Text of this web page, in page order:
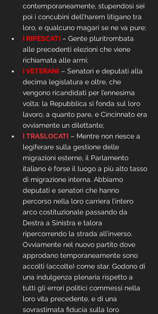
contemporaneamente, stupendosi sei
poi i concubini dell’harem litigano tra
loro, e qualcuno magari se ne va pure;
I RIPESCATI – Gente pluritrombata
alle precedenti elezioni che viene
richiamata alle armi;
I VETERANI – Senatori e deputati alla
decima legislatura e oltre, che
vengono ricandidati per l’ennesima
volta: la Repubblica si fonda sul loro
lavoro, a quanto pare, e Cincinnato era
ovviamente un dilettante;
I TRASLOCATI – Mentre non riesce a
legiferare sulla gestione delle
migrazioni esterne, il Parlamento
italiano è forse il luogo a più alto tasso
di migrazione interna. Abbiamo
deputati e senatori che hanno
percorso nella loro carriera l’intero
arco costituzionale passando da
Destra a Sinistra e talora
ripercorrendo la strada all’inverso.
Ovviamente nel nuovo partito dove
approdano temporaneamente sono
accolti (accolte) come star. Godono di
una indulgenza plenaria rispetto a
tutti gli errori politici commessi nella
loro vita precedente, e di una
sovrastimata fiducia sulla loro